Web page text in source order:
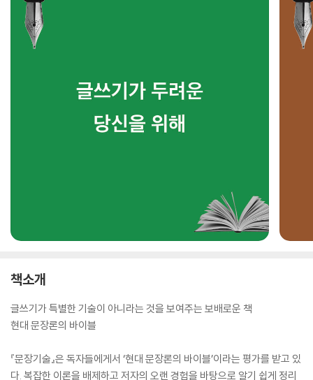
책소개
글쓰기가 특별한 기술이 아니라는 것을 보여주는 보배로운 책
현대 문장론의 바이블
『문장기술』은 독자들에게서 ‘현대 문장론의 바이블’이라는 평가를 받고 있
다. 복잡한 이론을 배제하고 저자의 오랜 경험을 바탕으로 알기 쉽게 정리